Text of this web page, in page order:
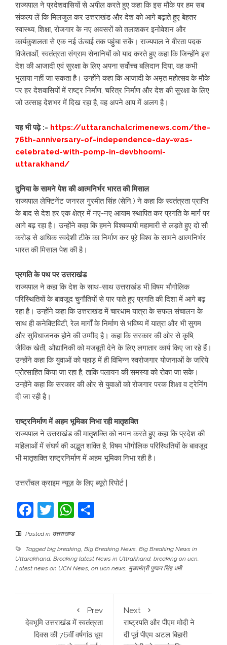
राज्यपाल ने प्रदेशवासियों से अपील करते हुए कहा कि इस मौके पर हम सब
संकल्प लें कि मिलजुल कर उत्तराखंड और देश को आगे बढ़ाते हुए बेहतर
स्वास्थ्य, शिक्षा, रोजगार के नए अवसरों को तलाशकर इनोवेशन और
कार्यकुशलता से एक नई ऊंचाई तक पहुंचा सकें। राज्यपाल ने वीरता पदक
विजेताओं, स्वतंत्रता संग्राम सेनानियों को याद करते हुए कहा कि जिन्होंने इस
देश की आजादी एवं सुरक्षा के लिए अपना सर्वोच्च बलिदान दिया, वह कभी
भुलाया नहीं जा सकता है। उन्होंने कहा कि आजादी के अमृत महोत्सव के मौके
पर हर देशवासियों में राष्ट्र निर्माण, चरित्र निर्माण और देश की सुरक्षा के लिए
जो उत्साह देशभर में दिख रहा है, वह अपने आप में अलग है।
यह भी पढ़े :- https://uttaranchalcrimenews.com/the-
76th-anniversary-of-independence-day-was-
celebrated-with-pomp-in-devbhoomi-
uttarakhand/
दुनिया के सामने पेश की आत्मनिर्भर भारत की मिसाल
राज्यपाल लेफ्टिनेंट जनरल गुरमीत सिंह (सेनि.) ने कहा कि स्वतंत्रता प्राप्ति
के बाद से देश हर एक क्षेत्र में नए-नए आयाम स्थापित कर प्रगति के मार्ग पर
आगे बढ़ रहा है। उन्होंने कहा कि हमने विश्वव्यापी महामारी से लड़ते हुए दो सौ
करोड़ से अधिक स्वदेशी टीके का निर्माण कर पूरे विश्व के सामने आत्मनिर्भर
भारत की मिसाल पेश की है।
प्रगति के पथ पर उत्तराखंड
राज्यपाल ने कहा कि देश के साथ-साथ उत्तराखंड भी विषम भौगोलिक
परिस्थितियों के बावजूद चुनौतियों से पार पाते हुए प्रगति की दिशा में आगे बढ़
रहा है। उन्होंने कहा कि उत्तराखंड में चारधाम यात्रा के सफल संचालन के
साथ ही कनेक्टिविटी, रेल मार्गों के निर्माण से भविष्य में यात्रा और भी सुगम
और सुविधाजनक होने की उम्मीद है। कहा कि सरकार की ओर से कृषि,
जैविक खेती, औद्यानिकी को मजबूती देने के लिए लगातार कार्य किए जा रहे हैं।
उन्होंने कहा कि युवाओं को पहाड़ में ही विभिन्न स्वरोजगार योजनाओं के जरिये
प्रोत्साहित किया जा रहा है, ताकि पलायन की समस्या को रोका जा सके।
उन्होंने कहा कि सरकार की ओर से युवाओं को रोजगार परक शिक्षा व ट्रेनिंग
दी जा रही है।
राष्ट्रनिर्माण में अहम भूमिका निभा रही मातृशक्ति
राज्यपाल ने उत्तराखंड की मातृशक्ति को नमन करते हुए कहा कि प्रदेश की
महिलाओं में संघर्ष की अद्भुत शक्ति है, विषम भौगोलिक परिस्थितियों के बावजूद
भी मातृशक्ति राष्ट्रनिर्माण में अहम भूमिका निभा रही है।
उत्तराँचल क्राइम न्यूज़ के लिए ब्यूरो रिपोर्ट |
Facebook
TwitterWhatsApp
Posted in उत्तराखण्ड
Taggedbig breaking, Big Breaking News, Big Breaking News in
Uttarakhand, Breaking latest News in Uttrakhand, breaking on ucn,
Latest news on UCN News, on ucn news, मुख्यमंत्री पुष्कर सिंह धमी
Prev
देवभूमि उत्तराखंड में स्वतंत्रता
दिवस की 76वीं वर्षगांठ धूम
Next
राष्ट्रपति और पीएम मोदी ने
दी पूर्व पीएम अटल बिहारी